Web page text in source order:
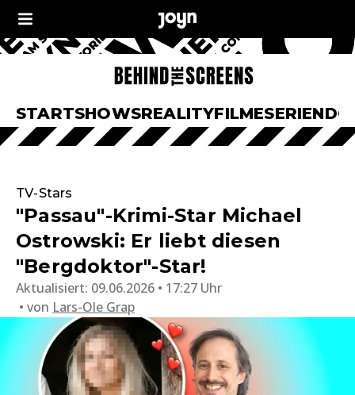
STARTSHOWSREALITYFILMESERIEN
TV-Stars
"Passau"-Krimi-Star Michael
Ostrowski: Er liebt diesen
"Bergdoktor"-Star!
Aktualisiert: 09.06.2026 • 17:27 Uhr
von Lars-Ole Grap